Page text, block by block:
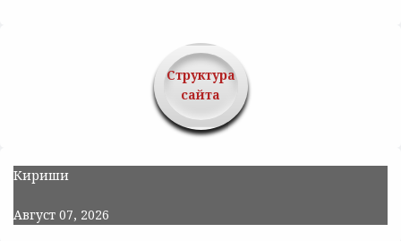
Структура
сайта
Кириши
Август 07, 2026